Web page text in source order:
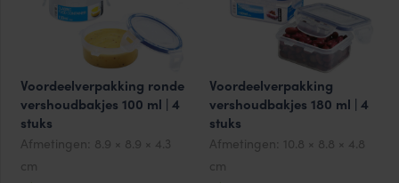
Voordeelverpakking ronde
vershoudbakjes 100 ml | 4
stuks
Afmetingen: 8.9 × 8.9 × 4.3
cm
Voordeelverpakking
vershoudbakjes 180 ml | 4
stuks
Afmetingen:
10.8 × 8.8 × 4.8
cm